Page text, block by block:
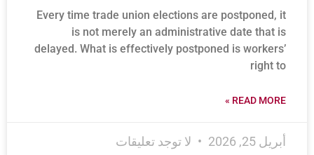
Every time trade union elections are postponed, it
is not merely an administrative date that is
delayed. What is effectively postponed is workers’
right to
READ MORE »
أبريل 25, 2026 لا توجد تعليقات